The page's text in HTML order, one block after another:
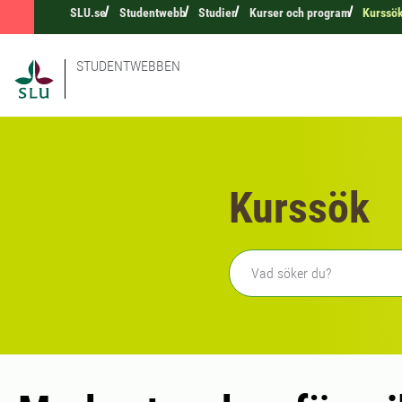
SLU.se Studentwebb Studier Kurser och program
STUDENTWEBBEN
Kurssök
Fritext sökning